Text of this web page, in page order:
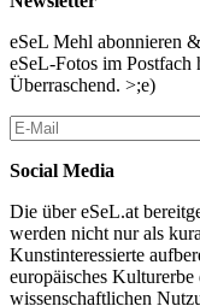
eSeL Mehl abonnieren
eSeL-Fotos im Postfach
Überraschend. >;e)
Social Media
Die über eSeL.at
werden nicht nur als
Kunstinteressierte
europäisches
wissenschaftlichen